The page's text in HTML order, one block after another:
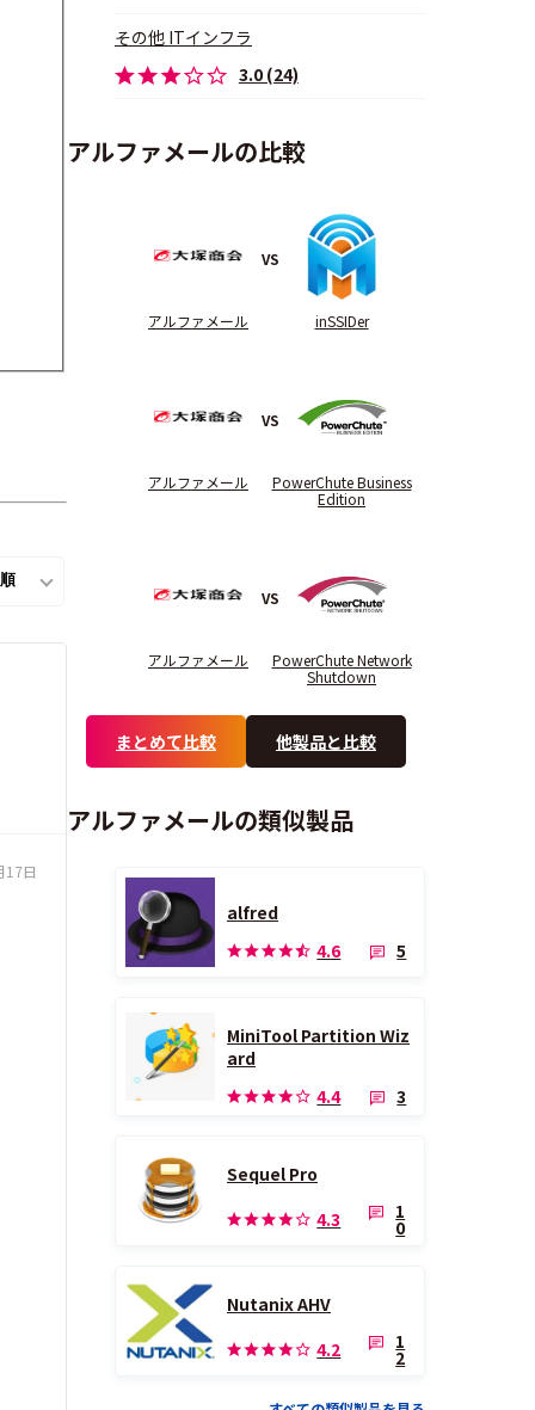
17日
その他 ITインフラ
3.0 (24)
アルファメールの比較
アルファメール
VS
inSSIDer
アルファメール
VS
PowerChute Business
Edition
アルファメール
VS
PowerChute Network
Shutdown
まとめて比較 他製品と比較
アルファメールの類似製品
alfred
4.6
5
MiniTool Partition Wiz
ard
4.4
3
Sequel Pro
4.3
1
0
Nutanix AHV
4.2
1
2